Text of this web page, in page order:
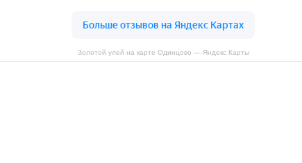
Золотой улей на карте Одинцово — Яндекс Карты